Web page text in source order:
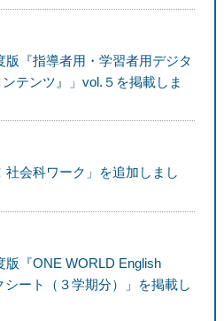
『指導者用・学習者用デジタ
テンツ』」vol.５を掲載しま
会科ワーク」を追加しまし
版『ONE WORLD English
ート（３学期分）」を掲載し